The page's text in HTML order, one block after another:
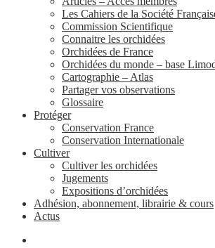
Les Cahiers de la Société
Commission Scientifique
Connaitre les orchidées
Orchidées de France
Orchidées du monde – base
Cartographie – Atlas
Partager vos observations
Glossaire
Protéger
Conservation France
Conservation Internationale
Cultiver
Cultiver les orchidées
Jugements
Expositions d’orchidées
Adhésion, abonnement, librairie & cours
Actus